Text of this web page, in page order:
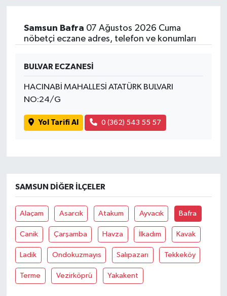
Samsun Bafra 07 Ağustos 2026 Cuma
nöbetçi eczane adres, telefon ve konumları
BULVAR ECZANESİ
HACINABİ MAHALLESİ ATATÜRK BULVARI
NO:24/G
Yol Tarifi Al 0 (362) 543 55 57
SAMSUN DIĞER İLÇELER
Alaçam Asarcık Atakum Ayvacık Bafra
Canik Çarşamba Havza İlkadım Kavak
Ladik Ondokuzmayıs Salıpazarı Tekkeköy
Terme Vezirköprü Yakakent